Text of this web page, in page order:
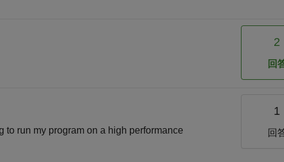
2
回
to run my program on a high performance
1
回